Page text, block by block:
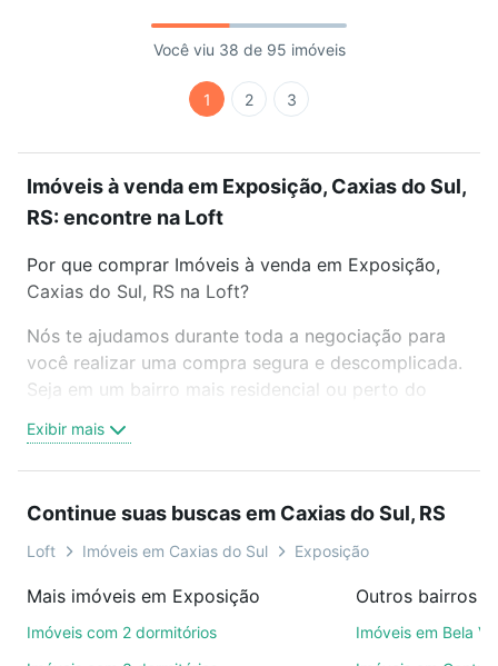
Você viu 38 de 95 imóveis
1 2 3
Imóveis à venda em Exposição, Caxias do Sul,
RS: encontre na Loft
Por que comprar Imóveis à venda em Exposição,
Caxias do Sul, RS na Loft?
Nós te ajudamos durante toda a negociação para
você realizar uma compra segura e descomplicada.
Seja em um bairro mais residencial ou perto do
oferta ideal de Imóveis à venda em Exposição,
Caxias do Sul, RS para conquistar seu sonho.
é grátis, sem compromisso e você ainda conta com
mais de 46 mil corretores e imobiliárias te ajudando
Como escolher um imóvel?
Exibir mais
Continue suas buscas em Caxias do Sul, RS
Loft Imóveis em Caxias do Sul Exposição
Mais imóveis em Exposição
Imóveis com 2 dormitórios
Imóveis em Bela